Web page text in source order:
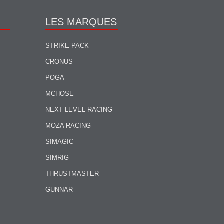
LES MARQUES
STRIKE PACK
CRONUS
POGA
MCHOSE
NEXT LEVEL RACING
MOZA RACING
SIMAGIC
SIMRIG
THRUSTMASTER
GUNNAR